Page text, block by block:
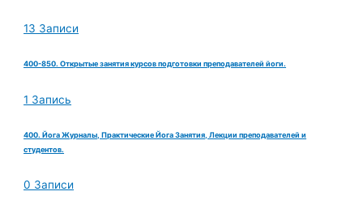
13 Записи
400-850. Открытые занятия курсов подготовки преподавателей йоги.
1 Запись
400. Йога Журналы, Практические Йога Занятия, Лекции преподавателей и
студентов.
0 Записи